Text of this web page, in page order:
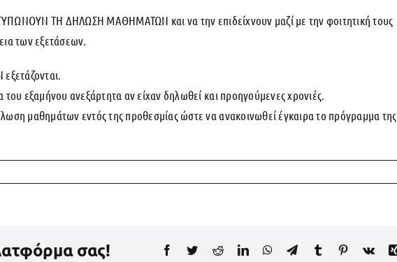
ΤΗ ΔΗΛΩΣΗ ΜΑΘΗΜΑΤΩΝ και να την επιδείχνουν μαζί με την φοιτητική τους
των εξετάσεων.
εξαμήνου ανεξάρτητα αν είχαν δηλωθεί και προηγούμενες χρονιές.
μαθημάτων εντός της προθεσμίας ώστε να ανακοινωθεί έγκαιρα το πρόγραμμα της
σας! Facebook
TwitterRedditLinkedInWhatsApp
TelegramTumblr Pinterest
Vk